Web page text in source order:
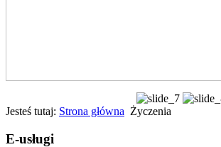
Jesteś tutaj: Strona główna Życzenia
E-usługi